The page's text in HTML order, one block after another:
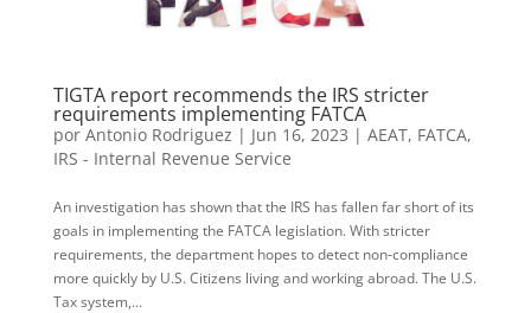
TIGTA report recommends the IRS stricter
requirements implementing FATCA
por Antonio Rodriguez | Jun 16, 2023 | AEAT, FATCA,
IRS - Internal Revenue Service
An investigation has shown that the IRS has fallen far short of its
goals in implementing the FATCA legislation. With stricter
requirements, the department hopes to detect non-compliance
more quickly by U.S. Citizens living and working abroad. The U.S.
Tax system,...